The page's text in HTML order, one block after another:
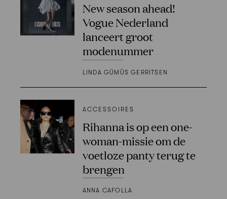
New season ahead!
Vogue Nederland
lanceert groot
modenummer
LINDA GÜMÜS GERRITSEN
ACCESSOIRES
Rihanna is op een one-
woman-missie om de
voetloze panty terug te
brengen
ANNA CAFOLLA